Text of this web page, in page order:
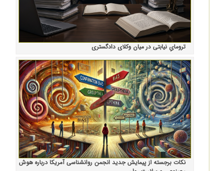
ترومایِ نیابتی در میان وکلای دادگستری
نکات برجسته از پیمایش جدید انجمن روانشناسی آمریکا درباره هوش